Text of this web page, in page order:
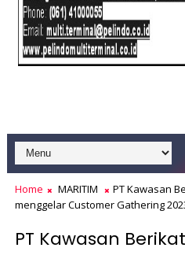
Home MARITIM
PT Kawasan
menggelar Customer Gathering
PT Kawasan